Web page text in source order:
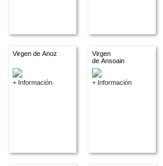
Virgen de Anoz
+ Información
Virgen
de Ansoain
+ Información